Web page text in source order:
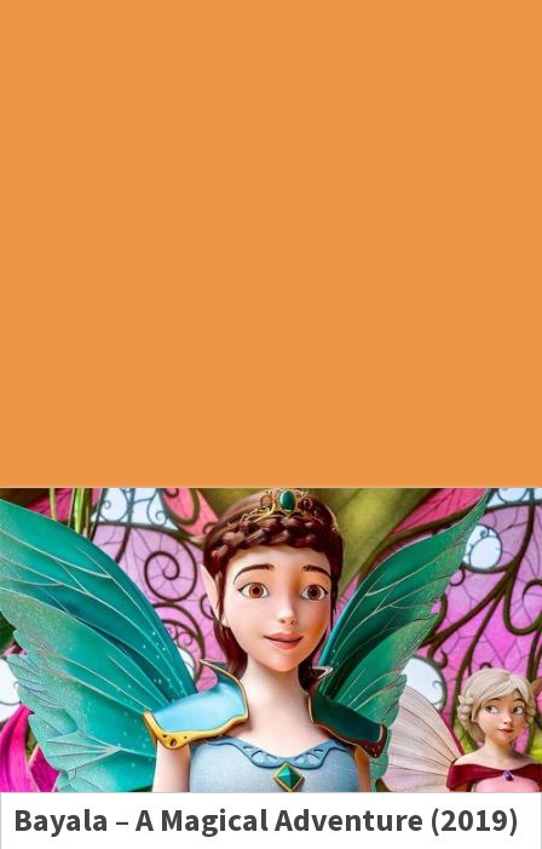
Bayala – A Magical Adventure (2019)